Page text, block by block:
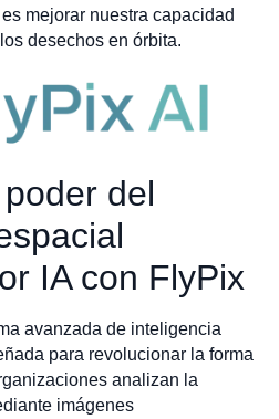
mejorar nuestra capacidad
desechos en órbita.
del
IA con FlyPix
avanzada de inteligencia
para revolucionar la forma
analizan la
imágenes